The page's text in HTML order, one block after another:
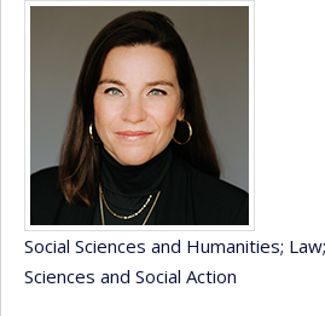
Social Sciences and Humanities; Law
Sciences and Social Action